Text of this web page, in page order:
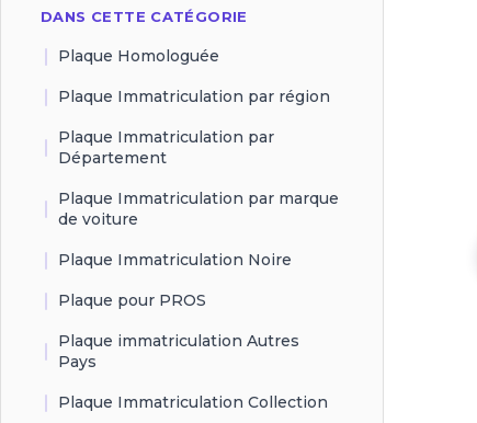
DANS CETTE CATÉGORIE
Plaque Homologuée
Plaque Immatriculation par région
Plaque Immatriculation par
Département
Plaque Immatriculation par marque
de voiture
Plaque Immatriculation Noire
Plaque pour PROS
Plaque immatriculation Autres
Pays
Plaque Immatriculation Collection